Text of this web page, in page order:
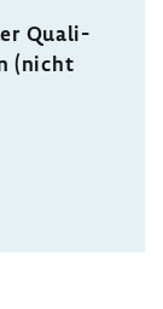
Quali­
(nicht